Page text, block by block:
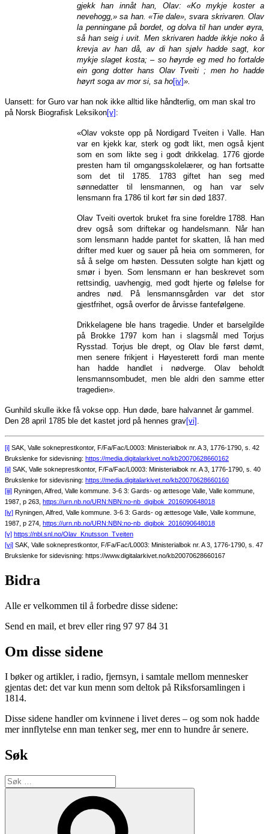
gjekk han innåt han, Olav: «Ko mykje koster a
nevehogg,» sa han. «Tie dale», svara skrivaren. Olav
la penningane på bordet, og dolva til han under øyra,
så han seig i uvit. Men skrivaren hadde ikkje noko å
krevja av han då, av di han sjølv hadde sagt, kor
mykje slaget kosta; – so høyrde eg med ho fortalde
ein gong dotter hans Olav Tveiti ; men ho hadde
høyrt soga av mor si, sa ho[iv]».
Uansett: for Guro var han nok ikke alltid like håndterlig, om man skal tro
på Norsk Biografisk Leksikon[v] :
«Olav vokste opp på Nordigard Tveiten i Valle. Han
var en kjekk kar, sterk og godt likt, men også kjent
som en som likte seg i godt drikkelag. 1776 gjorde
presten ham til omgangsskolelærer, og han fortsatte
som det til 1785. 1783 giftet han seg med
sønnedatter til lensmannen, og han var selv
lensmann fra 1786 til kort før sin død 1837.
Olav Tveiti overtok bruket fra sine foreldre 1788. Han
drev også som driftekar og handelsmann. Når han
som lensmann hadde pantet for skatten, lå han med
drifter med kuer og sauer på heia om sommeren, for
så å selge om høsten. Dessuten solgte han kjøtt og
smør i byen. Som lensmann er han beskrevet som
rettsindig, uavhengig, med godt hjerte og følelse for
andres nød. På lensmannsgården var det stor
gjestfrihet, også overfor de årvisse fantefølgene.
Drikkelagene ble hans tragedie. Under et barselgilde
på Brokke 1797 kom han i slagsmål med Torjus
Rysstad. Torjus ble drept, og Olav ble først dømt,
men senere frikjent i Høyesterett fordi man mente
han hadde handlet i nødverge. Olav beholdt
lensmannsombudet, men ble aldri den samme etter
tragedien».
Gunhild skulle ikke få vokse opp. Hun døde, bare halvannet år gammel.
Den 28 april 1785 ble det kastet jord på hennes grav[vi]
[i] SAK, Valle sokneprestkontor, F/Fa/Fac/L0003: Ministerialbok nr. A 3, 1776-1790, s. 42
Brukslenke for sidevisning: https://media.digitalarkivet.no/kb20070628660162
[ii] SAK, Valle sokneprestkontor, F/Fa/Fac/L0003: Ministerialbok nr. A 3, 1776-1790, s. 40
Brukslenke for sidevisning: https://media.digitalarkivet.no/kb20070628660160
[iii] Ryningen, Alfred, Valle kommune. 3-6 3: Gards- og ættesoge Valle, Valle kommune,
1987, p 263, https://urn.nb.no/URN:NBN:no-nb_digibok_2016090648018
[iv] Ryningen, Alfred, Valle kommune. 3-6 3: Gards- og ættesoge Valle, Valle kommune,
1987, p 274, https://urn.nb.no/URN:NBN:no-nb_digibok_2016090648018
[v] https://nbl.snl.no/Olav_Knutsson_Tveiten
[vi] SAK, Valle sokneprestkontor, F/Fa/Fac/L0003: Ministerialbok nr. A 3, 1776-1790, s. 47
Brukslenke for sidevisning: https://www.digitalarkivet.no/kb20070628660167
Bidra
Alle er velkommen til å forbedre disse sidene:
Send en mail, et brev eller ring 97 97 84 31
Om disse sidene
I bøker og artikler, i radio, fjernsyn, i samtale mellom mennesker
gjentas det: det var kun menn som deltok på Riksforsamlingen i
1814.
Disse sidene handler om kvinnene i livet deres – og som nok hadde
mer innflytelse enn man tenker seg, mer enn to hundre år senere.
Søk
Søk
etter: